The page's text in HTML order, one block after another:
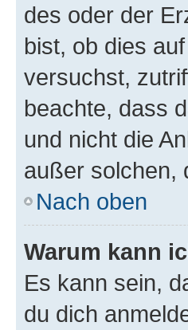
des oder der
bist, ob dies
versuchst,
beachte, dass
und nicht die
außer solchen,
Nach oben
Warum kann
Es kann sein,
du dich